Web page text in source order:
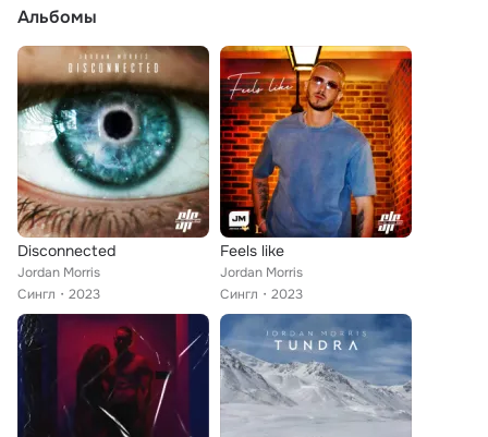
Альбомы
Disconnected
Jordan Morris
Сингл
2023
Feels like
Jordan Morris
Сингл
2023